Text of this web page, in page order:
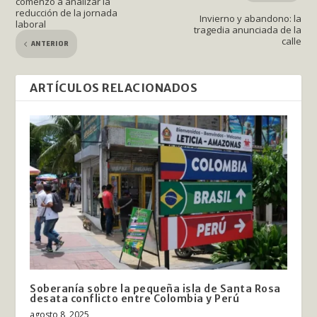
reducción de la jornada
laboral
ANTERIOR
Invierno y abandono: la
tragedia anunciada de la
calle
ARTÍCULOS RELACIONADOS
Soberanía sobre la pequeña isla de Santa Rosa
desata conflicto entre Colombia y Perú
agosto 8, 2025